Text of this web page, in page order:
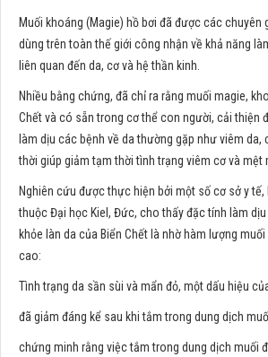
Muối khoáng (Magie) hồ bơi đã được các chuyên
dùng trên toàn thế giới công nhận về khả năng
liên quan đến da, cơ và hệ thần kinh.
Nhiều bằng chứng, đã chỉ ra rằng muối magie,
Chết và có sẵn trong cơ thể con người, cải thiện
làm dịu các bệnh về da thường gặp như viêm da,
thời giúp giảm tạm thời tình trạng viêm cơ và mệt
Nghiên cứu được thực hiện bởi một số cơ sở y tế,
thuộc Đại học Kiel, Đức, cho thấy đặc tính làm
khỏe làn da của Biển Chết là nhờ hàm lượng
cao:
Tình trạng da sần sùi và mẩn đỏ, một dấu hiệu
đã giảm đáng kể sau khi tắm trong dung dịch
chứng minh rằng việc tắm trong dung dịch muối